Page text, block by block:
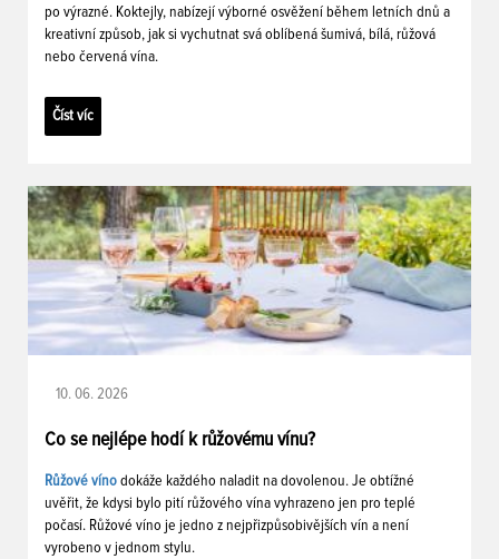
po výrazné. Koktejly, nabízejí výborné osvěžení během letních dnů a
kreativní způsob, jak si vychutnat svá oblíbená šumivá, bílá, růžová
nebo červená vína.
Číst víc
10. 06. 2026
Co se nejlépe hodí k růžovému vínu?
Růžové víno dokáže každého naladit na dovolenou. Je obtížné
uvěřit, že kdysi bylo pití růžového vína vyhrazeno jen pro teplé
počasí. Růžové víno je jedno z nejpřizpůsobivějších vín a není
vyrobeno v jednom stylu.